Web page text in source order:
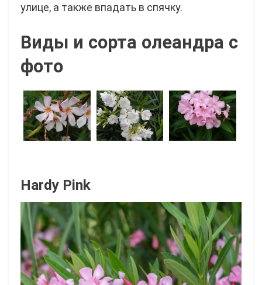
улице, а также впадать в спячку.
Виды и сорта олеандра с
фото
Hardy Pink